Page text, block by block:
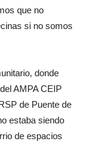
que no
si no somos
donde
AMPA CEIP
de Puente de
estaba siendo
de espacios